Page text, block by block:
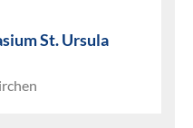
St. Ursula